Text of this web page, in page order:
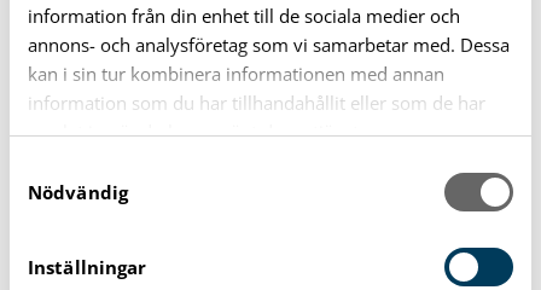
information från din enhet till de sociala medier och
annons- och analysföretag som vi samarbetar med. Dessa
kan i sin tur kombinera informationen med annan
information som du har tillhandahållit eller som de har
samlat in när du har använt deras tjänster.
Nödvändig
Inställningar
Felanmälan eller lämna synpunkter
Press och media
Sök politiker
Lämna ett Karlshamnsförslag